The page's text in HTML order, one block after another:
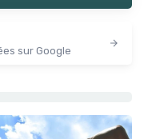
sur Google